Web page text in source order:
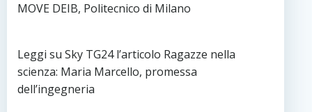
MOVE DEIB, Politecnico di Milano
Leggi su Sky TG24 l’articolo Ragazze nella
scienza: Maria Marcello, promessa
dell’ingegneria